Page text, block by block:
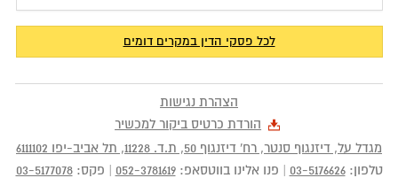
לכל פסקי הדין במקרים דומים
הצהרת נגישות
הורדת כרטיס ביקור למכשיר
מגדל על, דיזנגוף סנטר, רח' דיזנגוף 50
, ת.ד. 11228
, תל אביב-יפו 6111102
טלפון:03-5176626 פנו אלינו בווטסאפ:052-3781619 פקס:03-5177078